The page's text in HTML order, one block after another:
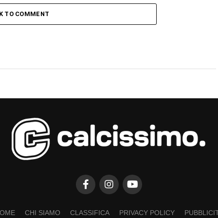
TO COMMENT
CHI SIAMO CLASSIFICA PRIVACY POLICY